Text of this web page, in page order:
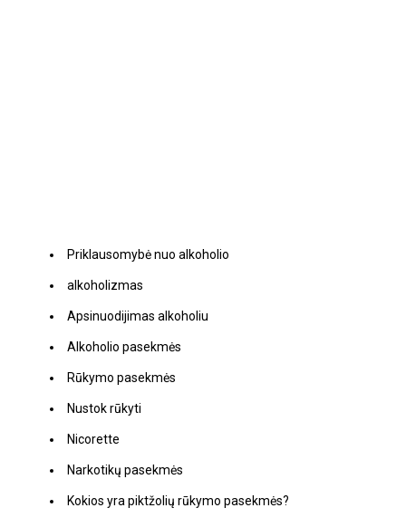
Priklausomybė nuo alkoholio
alkoholizmas
Apsinuodijimas alkoholiu
Alkoholio pasekmės
Rūkymo pasekmės
Nustok rūkyti
Nicorette
Narkotikų pasekmės
Kokios yra piktžolių rūkymo pasekmės?